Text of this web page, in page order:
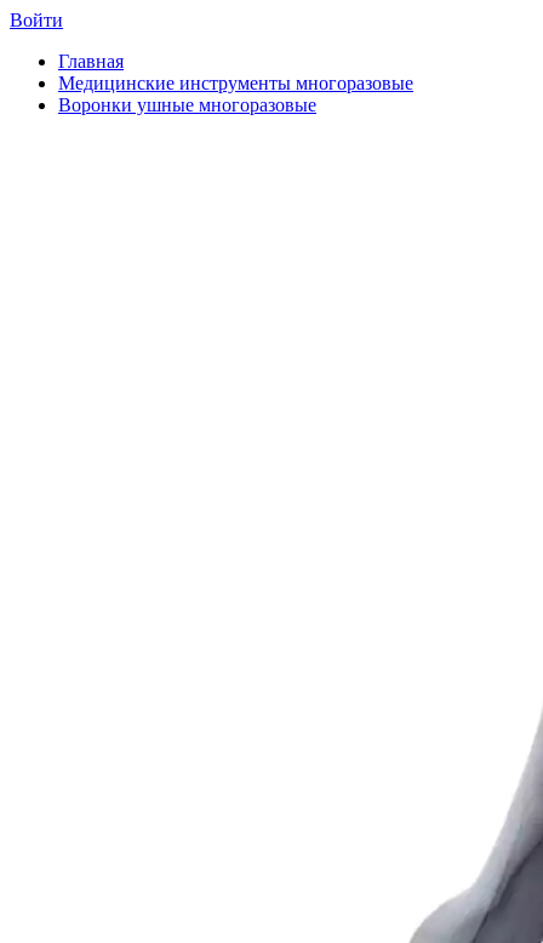
Войти
Главная
Медицинские инструменты многоразовые
Воронки ушные многоразовые